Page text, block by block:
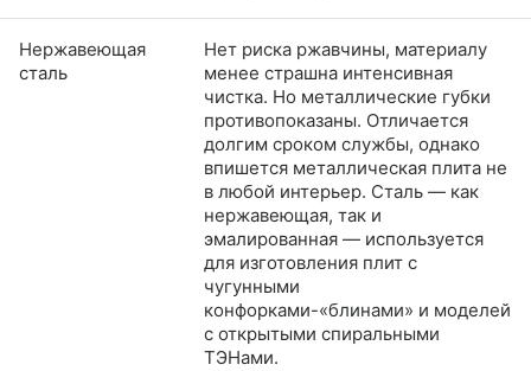
Нержавеющая
сталь
Нет риска ржавчины, материалу
менее страшна интенсивная
чистка. Но металлические губки
противопоказаны. Отличается
долгим сроком службы, однако
впишется металлическая плита не
в любой интерьер. Сталь — как
нержавеющая, так и
эмалированная — используется
для изготовления плит с
чугунными
конфорками-«блинами» и моделей
с открытыми спиральными
ТЭНами.